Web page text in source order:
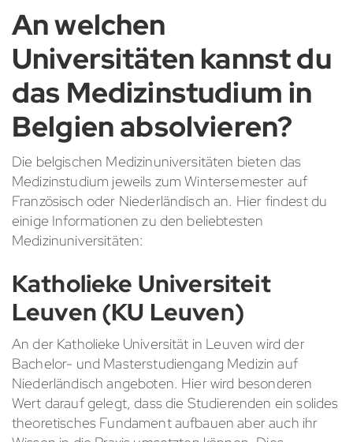
An welchen
Universitäten kannst du
das Medizinstudium in
Belgien absolvieren?
Die belgischen Medizinuniversitäten bieten das
Medizinstudium jeweils zum Wintersemester auf
Französisch oder Niederländisch an. Hier findest du
einige Informationen zu den beliebtesten
Medizinuniversitäten:
Katholieke Universiteit
Leuven (KU Leuven)
An der Katholieke Universität in Leuven wird der
Bachelor- und Masterstudiengang Medizin auf
Niederländisch angeboten. Hier wird besonderen
Wert darauf gelegt, dass die Studierenden ein solides
theoretisches Fundament aufbauen aber auch ihr